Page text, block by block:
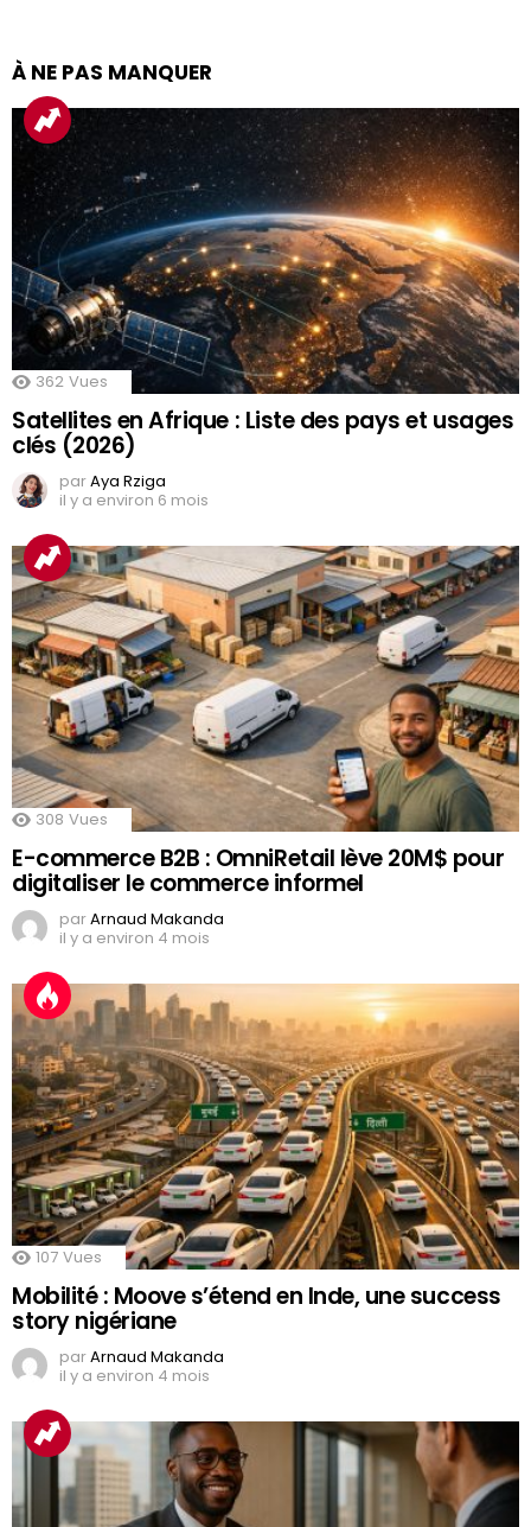
À NE PAS MANQUER
362 Vues
Satellites en Afrique : Liste des pays et usages
clés (2026)
parAya Rziga
il y a environ 6 mois
308 Vues
E-commerce B2B : OmniRetail lève 20M$ pour
digitaliser le commerce informel
parArnaud Makanda
il y a environ 4 mois
107 Vues
Mobilité : Moove s’étend en Inde, une success
story nigériane
parArnaud Makanda
il y a environ 4 mois